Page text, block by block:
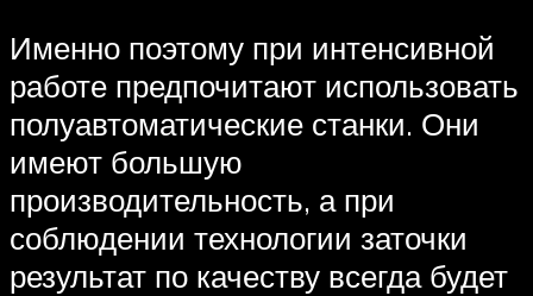
Именно поэтому при интенсивной
работе предпочитают использовать
полуавтоматические станки. Они
имеют большую
производительность, а при
соблюдении технологии заточки
результат по качеству всегда будет